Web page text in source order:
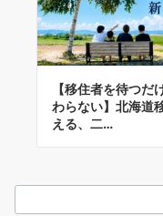
【移住者を待つだ
わらない】北海道
える、二…